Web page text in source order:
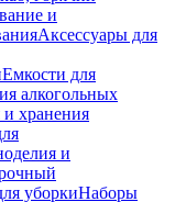
и
Аксессуары для
Емкости для
алкогольных
и хранения
и
уборкиНаборы